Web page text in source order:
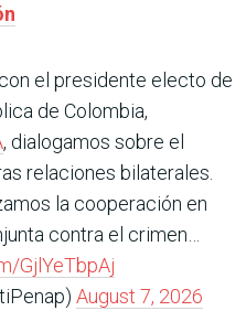
el presidente electo de
de Colombia,
, dialogamos sobre el
relaciones bilaterales.
la cooperación en
contra el crimen…
GjlYeTbpAj
August 7, 2026